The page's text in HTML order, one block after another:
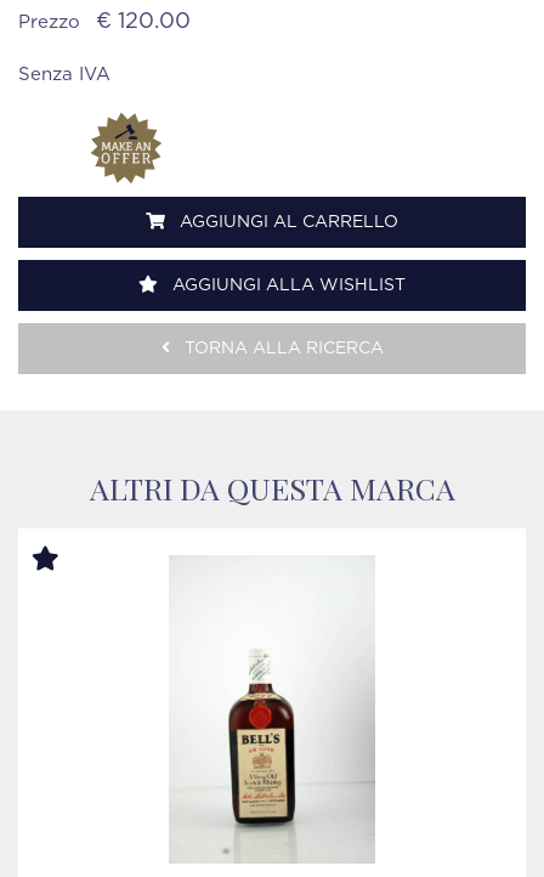
Prezzo € 120.00
Senza IVA
AGGIUNGI AL CARRELLO
AGGIUNGI ALLA WISHLIST
TORNA ALLA RICERCA
ALTRI DA QUESTA MARCA